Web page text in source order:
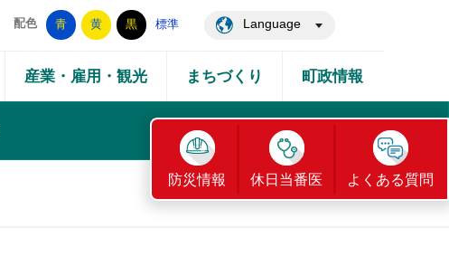
配色 青 黄 黒 標準 Language
産業・雇用・観光 まちづくり 町政情報
防災情報 休日当番医 よくある質問